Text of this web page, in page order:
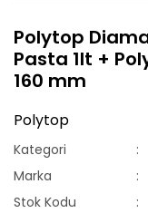
Polytop
Pasta 1lt +
160 mm
Polytop
Kategori
Marka
Stok Kodu